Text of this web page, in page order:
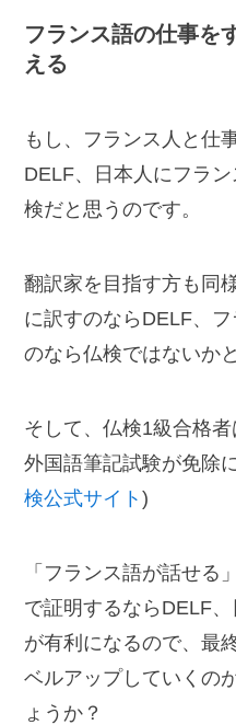
フランス語の仕事を
える
もし、フランス人と仕
DELF、日本人にフラ
検だと思うのです。
翻訳家を目指す方も同
に訳すのならDELF、
のなら仏検ではないか
そして、仏検1級合格
外国語筆記試験が免除
検公式サイト)
「フランス語が話せる
で証明するならDELF
が有利になるので、最
ベルアップしていくの
ょうか？